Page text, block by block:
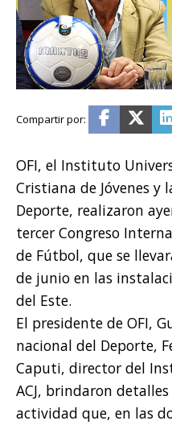
OFI, el Instituto
Cristiana de Jóvenes y
Deporte, realizaron
tercer Congreso
de Fútbol, que se
de junio en las
del Este.
El presidente de OFI,
nacional del Deporte,
Caputi, director del
ACJ, brindaron
actividad que, en las